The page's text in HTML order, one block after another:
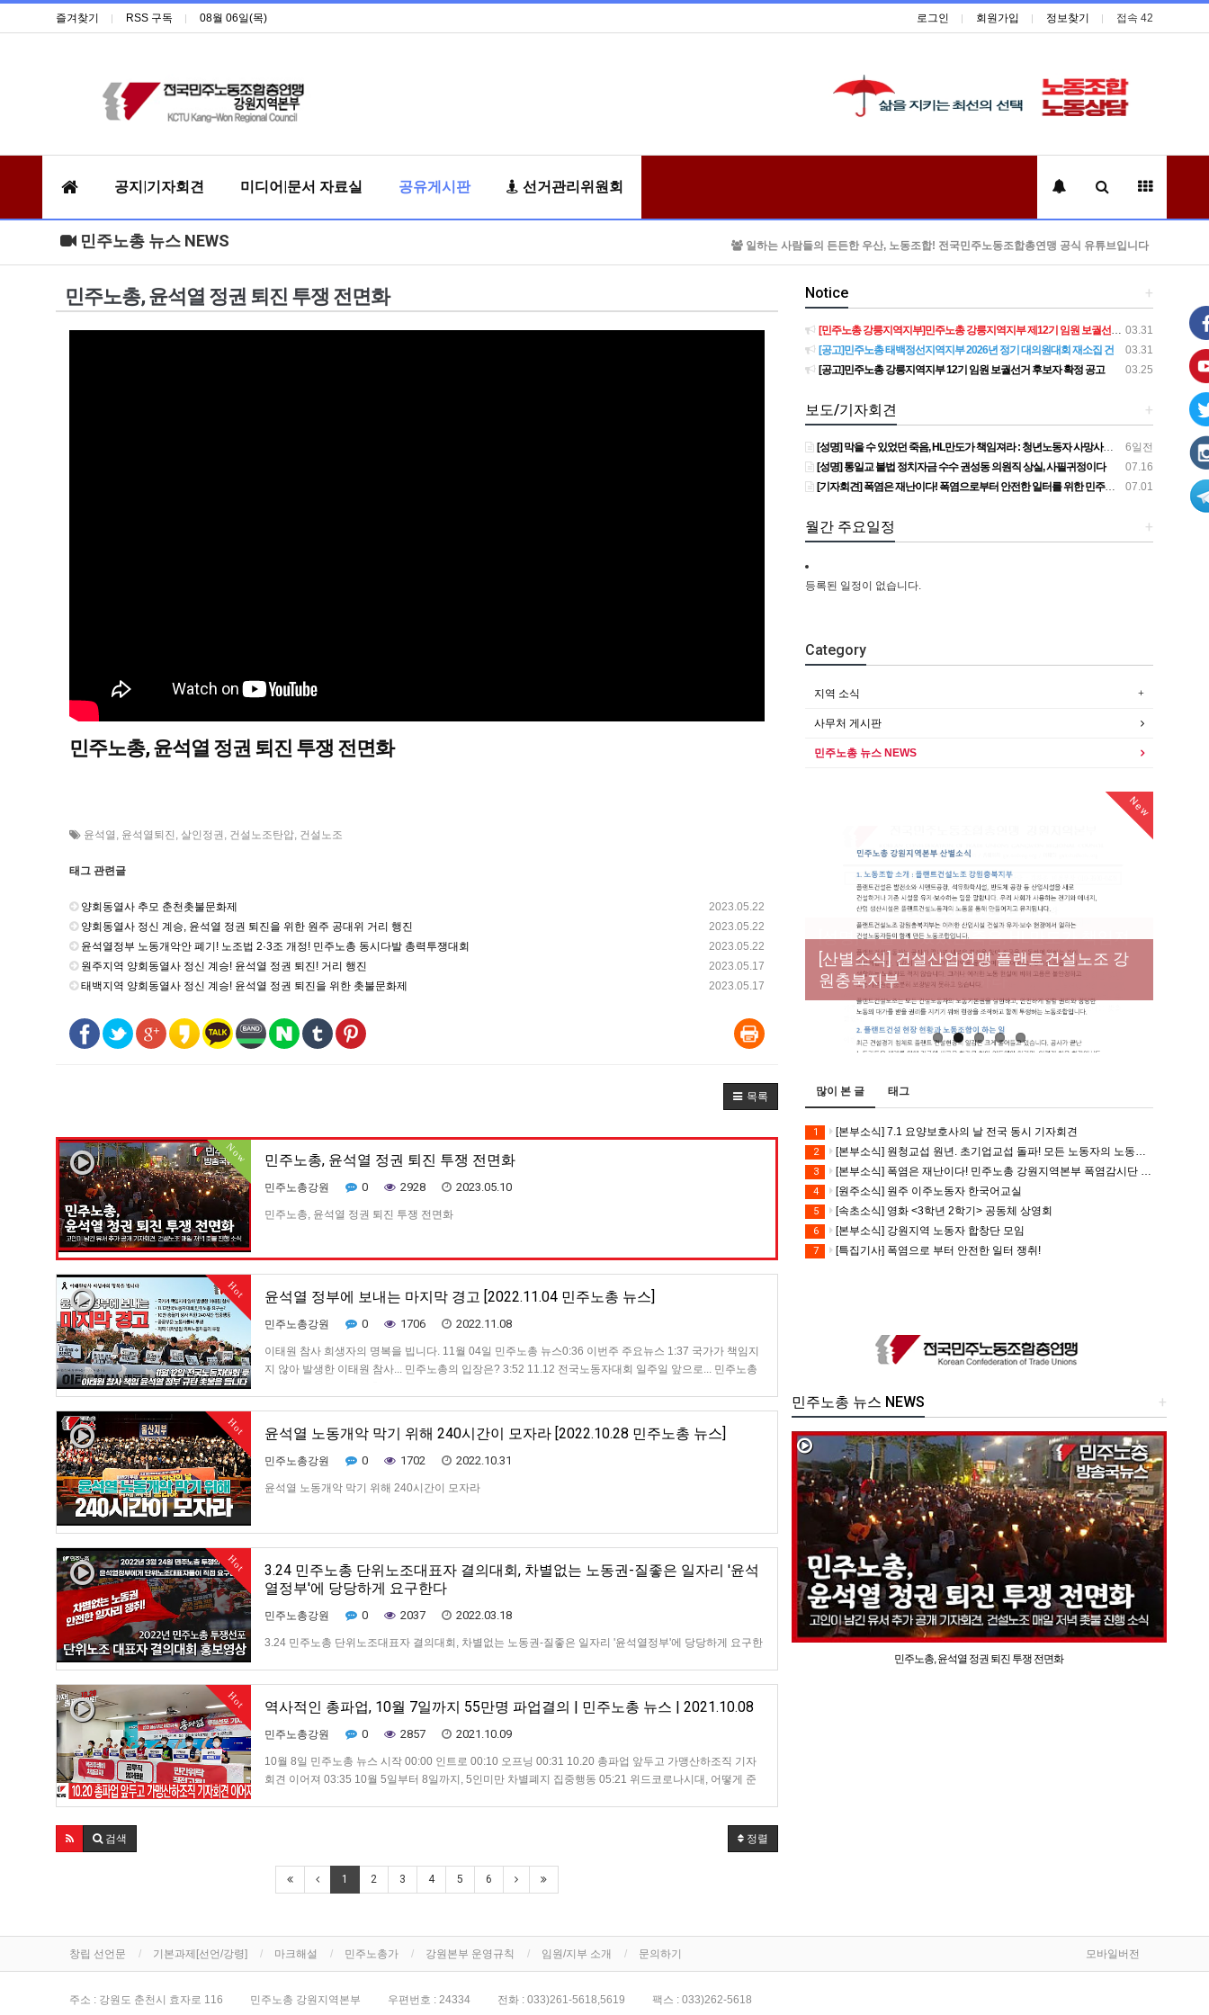
즐겨찾기 RSS 구독 08월 06일(목) 로그인 회원가입 정보찾기 접속 42
공지|기자회견 미디어|문서 자료실 공유게시판 선거관리위원회
민주노총 뉴스 NEWS 일하는 사람들의 든든한 우산, 노동조합! 전국민주노동조합총연맹 공식 유튜브입니다
민주노총, 윤석열 정권 퇴진 투쟁 전면화
민주노총, 윤석열 정권 퇴진 투쟁 전면화
윤석열 , 윤석열퇴진 , 살인정권 , 건설노조탄압, 건설노조
태그 관련글
2023.05.22
양회동열사 추모 춘천촛불문화제
2023.05.22
양회동열사 정신 계승, 윤석열 정권 퇴진을 위한 원주 공대위 거리 행진
2023.05.22
윤석열정부 노동개악안 폐기! 노조법 2·3조 개정! 민주노총 동시다발 총력투쟁대회
2023.05.17
원주지역 양회동열사 정신 계승! 윤석열 정권 퇴진! 거리 행진
2023.05.17
태백지역 양회동열사 정신 계승! 윤석열 정권 퇴진을 위한 촛불문화제
목록
Now 민주노총, 윤석열 정권 퇴진 투쟁 전면화
민주노총강원 0 2928 2023.05.10
민주노총, 윤석열 정권 퇴진 투쟁 전면화
Hot 윤석열 정부에 보내는 마지막 경고 [2022.11.04 민주노총 뉴스]
민주노총강원 0 1706 2022.11.08
이태원 참사 희생자의 명복을 빕니다. 11월 04일 민주노총 뉴스0:36 이번주 주요뉴스 1:37 국가가 책임지
지 않아 발생한 이태원 참사... 민주노총의 입장은? 3:52 11.12 전국노동자대회 일주일 앞으로... 민주노총
Hot 윤석열 노동개악 막기 위해 240시간이 모자라 [2022.10.28 민주노총 뉴스]
민주노총강원 0 1702 2022.10.31
윤석열 노동개악 막기 위해 240시간이 모자라
Hot
3.24 민주노총 단위노조대표자 결의대회, 차별없는 노동권-질좋은 일자리 '윤석
열정부'에 당당하게 요구한다
민주노총강원 0 2037 2022.03.18
3.24 민주노총 단위노조대표자 결의대회, 차별없는 노동권-질좋은 일자리 '윤석열정부'에 당당하게 요구한
Hot 역사적인 총파업, 10월 7일까지 55만명 파업결의 | 민주노총 뉴스 | 2021.10.08
민주노총강원 0 2857 2021.10.09
10월 8일 민주노총 뉴스 시작 00:00 인트로 00:10 오프닝 00:31 10.20 총파업 앞두고 가맹산하조직 기자
회견 이어져 03:35 10월 5일부터 8일까지, 5인미만 차별폐지 집중행동 05:21 위드코로나시대, 어떻게 준
정렬
검색
1 2 3 4 5 6
+
Notice
03.31
[민주노총 강릉지역지부]민주노총 강릉지역지부 제12기 임원 보궐선거결과 공고
03.31
[공고]민주노총 태백정선지역지부 2026년 정기 대의원대회 재소집 건
03.25
[공고]민주노총 강릉지역지부 12기 임원 보궐선거 후보자 확정 공고
+
보도/기자회견
6일전
[성명] 막을 수 있었던 죽음, HL만도가 책임져라 : 청년노동자 사망사고의 철저한 진상규명과 재발방지 대책 마련하라
07.16
[성명] 통일교 불법 정치자금 수수 권성동 의원직 상실, 사필귀정이다
07.01
[기자회견] 폭염은 재난이다! 폭염으로부터 안전한 일터를 위한 민주노총 강원지역본부 폭염감시단 선포 기자회견
+
월간 주요일정
등록된 일정이 없습니다.
Category
지역 소식
사무처 게시판
민주노총 뉴스 NEWS
New
[성명] 막을 수 있었던 죽음, HL만도가 책임져
라 : 청년노동자 사망사고의 철저한 진상규명
과 재발방지 대책 마련하라
New
[산별소식] 건설산업연맹 플랜트건설노조 강
원충북지부
[강릉,속초,원주,춘천] 폭염감시단 사업 이모저
모
[조합원☆인터뷰] 서비스연맹 전국학교비정
규직노동조합 강원지부 김유미 춘천지회장
[본부소식] 강원지역 노동자 합창단 모임
많이 본 글 태그
1 [본부소식] 7.1 요양보호사의 날 전국 동시 기자회견
2 [본부소식] 원청교섭 원년. 초기업교섭 돌파! 모든 노동자의 노동기본권 쟁취! 민주노총 7.15 총파업대회
3 [본부소식] 폭염은 재난이다! 민주노총 강원지역본부 폭염감시단 선포 기자회견
4 [원주소식] 원주 이주노동자 한국어교실
5 [속초소식] 영화 <3학년 2학기> 공동체 상영회
6 [본부소식] 강원지역 노동자 합창단 모임
7 [특집기사] 폭염으로 부터 안전한 일터 쟁취!
+
민주노총 뉴스 NEWS
민주노총, 윤석열 정권 퇴진 투쟁 전면화
창립 선언문 기본과제[선언/강령] 마크해설 민주노총가 강원본부 운영규칙 임원/지부 소개 문의하기 모바일버전
주소 : 강원도 춘천시 효자로 116 민주노총 강원지역본부 우편번호 : 24334 전화 : 033)261-5618,5619 팩스 : 033)262-5618